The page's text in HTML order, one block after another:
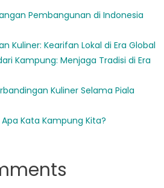
Pembangunan di Indonesia
Kuliner: Kearifan Lokal di Era Global
Kampung: Menjaga Tradisi di Era
Kuliner Selama Piala
Kata Kampung Kita?